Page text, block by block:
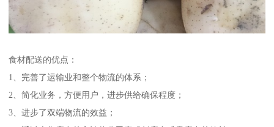
食材配送的优点：
1、完善了运输业和整个物流的体系；
2、简化业务，方便用户，进步供给确保程度；
3、进步了双端物流的效益；